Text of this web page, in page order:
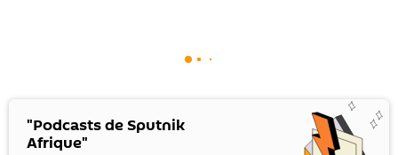
"Podcasts de Sputnik
Afrique"